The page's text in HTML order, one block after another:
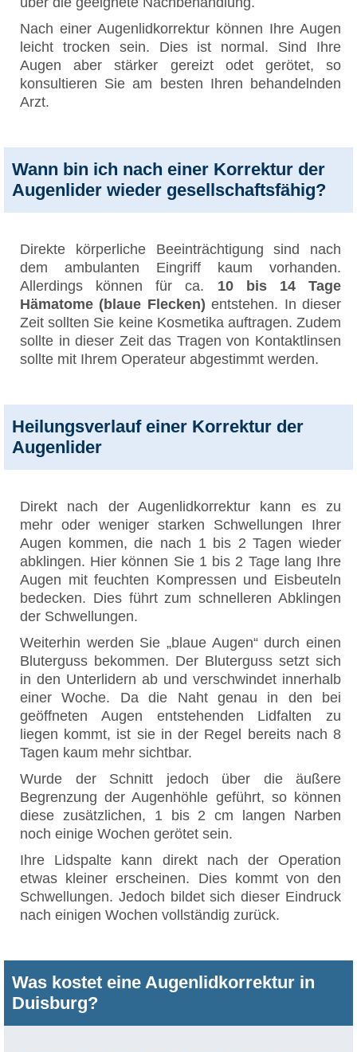
Nach einer Augenlidkorrektur können Ihre Augen
leicht trocken sein. Dies ist normal. Sind Ihre
Augen aber stärker gereizt odet gerötet, so
konsultieren Sie am besten Ihren behandelnden
Arzt.
Wann bin ich nach einer Korrektur der
Augenlider wieder gesellschaftsfähig?
Direkte körperliche Beeinträchtigung sind nach
dem ambulanten Eingriff kaum vorhanden.
Allerdings können für ca. 10 bis 14 Tage
Hämatome (blaue Flecken) entstehen. In dieser
Zeit sollten Sie keine Kosmetika auftragen. Zudem
sollte in dieser Zeit das Tragen von Kontaktlinsen
sollte mit Ihrem Operateur abgestimmt werden.
Heilungsverlauf einer Korrektur der
Augenlider
Direkt nach der Augenlidkorrektur kann es zu
mehr oder weniger starken Schwellungen Ihrer
Augen kommen, die nach 1 bis 2 Tagen wieder
abklingen. Hier können Sie 1 bis 2 Tage lang Ihre
Augen mit feuchten Kompressen und Eisbeuteln
bedecken. Dies führt zum schnelleren Abklingen
der Schwellungen.
Weiterhin werden Sie „blaue Augen“ durch einen
Bluterguss bekommen. Der Bluterguss setzt sich
in den Unterlidern ab und verschwindet innerhalb
einer Woche. Da die Naht genau in den bei
geöffneten Augen entstehenden Lidfalten zu
liegen kommt, ist sie in der Regel bereits nach 8
Tagen kaum mehr sichtbar.
Wurde der Schnitt jedoch über die äußere
Begrenzung der Augenhöhle geführt, so können
diese zusätzlichen, 1 bis 2 cm langen Narben
noch einige Wochen gerötet sein.
Ihre Lidspalte kann direkt nach der Operation
etwas kleiner erscheinen. Dies kommt von den
Schwellungen. Jedoch bildet sich dieser Eindruck
nach einigen Wochen vollständig zurück.
Was kostet eine Augenlidkorrektur in
Duisburg?